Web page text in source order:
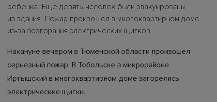
ребенка. Еще девять человек были эвакуированы
из здания. Пожар произошел в многоквартирном доме
из-за возгорания электрических щитков.
Накануне вечером в Тюменской области произошел
серьезный пожар. В Тобольске в микрорайоне
Иртышский в многоквартирном доме загорелись
электрические щитки.